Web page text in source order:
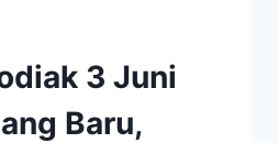
3 Juni
Baru,